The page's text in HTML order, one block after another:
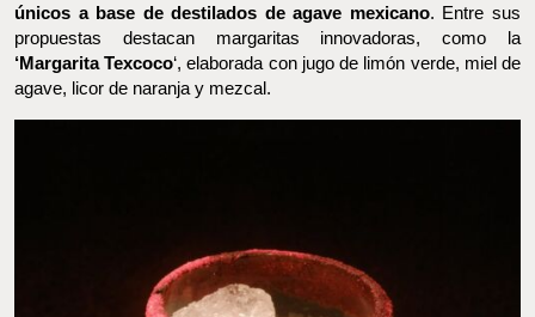
propuestas destacan margaritas innovadoras, como la
‘Margarita Texcoco‘, elaborada con jugo de limón verde, miel de
agave, licor de naranja y mezcal.